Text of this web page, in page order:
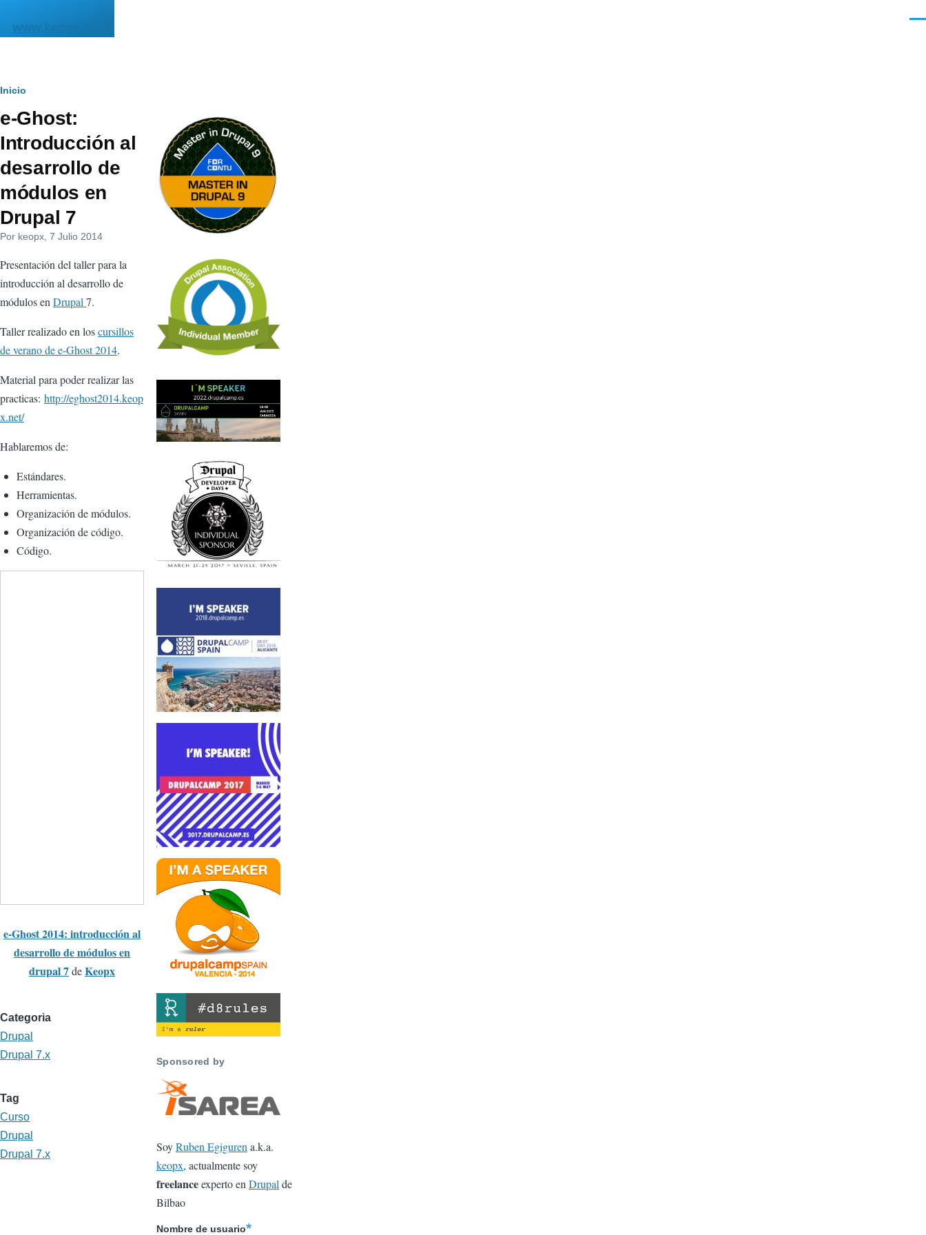
www.keopx.net
Ruta
de
navegación
Inicio
e-Ghost:
Introducción al
desarrollo de
módulos en
Drupal 7
Por keopx , 7 Julio 2014
Presentación del taller para la
introducción al desarrollo de
módulos en Drupal 7.
Taller realizado en loscursillos
de verano de e-Ghost 2014.
Material para poder realizar las
practicas: http://eghost2014.keop
x.net/
Hablaremos de:
Estándares.
Herramientas.
Organización de módulos.
Organización de código.
Código.
e-Ghost 2014: introducción al
desarrollo de módulos en
drupal 7deKeopx
Categoria
Drupal
Drupal 7.x
Tag
Curso
Drupal
Drupal 7.x
Sponsored by
SoyRuben Egiguren a.k.a.
keopx, actualmente soy
freelanceexperto en Drupal de
Bilbao
Nombre de usuario